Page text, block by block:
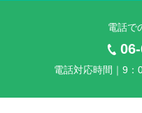
2024年 年末年始休業
2024年 夏季休業のお
電話で
電話対応時間｜9：